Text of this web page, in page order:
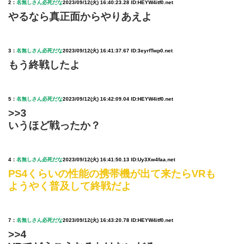
2： 名無しさん必死だな2023/09/12(火) 16:40:23.28 ID:HEYW4itf0.net
やるなら真正面からやりあえよ
3： 名無しさん必死だな2023/09/12(火) 16:41:37.67 ID:3eyrfTwp0.net
もう終戦したよ
5： 名無しさん必死だな2023/09/12(火) 16:42:09.04 ID:HEYW4itf0.net
>>3
いうほど戦ったか？
4： 名無しさん必死だな2023/09/12(火) 16:41:50.13 ID:Uy3Xw4faa.net
PS4くらいの性能の携帯機が出て来たらVRも
ようやく普及して終戦だよ
7： 名無しさん必死だな2023/09/12(火) 16:43:20.78 ID:HEYW4itf0.net
>>4